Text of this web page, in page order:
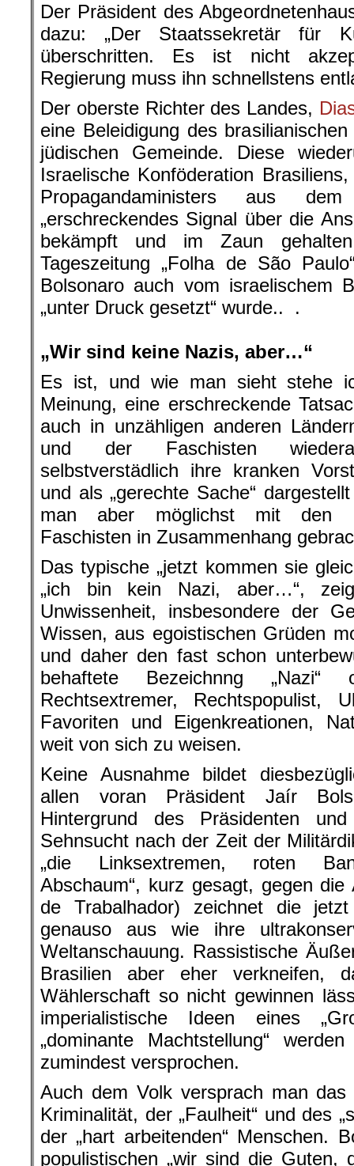
Der Präsident des
dazu: „Der Staatssekretär für
überschritten. Es ist nicht
Regierung muss ihn schnellstens
Der oberste Richter des Landes,
eine Beleidigung des
jüdischen Gemeinde. Diese
Israelische Konföderation
Propagandaministers aus
„erschreckendes Signal über die
bekämpft und im Zaun
Tageszeitung „Folha de São
Bolsonaro auch vom israelischem
„unter Druck gesetzt“ wurde.. .
„Wir sind keine Nazis, aber…“
Es ist, und wie man sieht stehe
Meinung, eine erschreckende
auch in unzähligen anderen
und der Faschisten
selbstverstädlich ihre kranken
und als „gerechte Sache“
man aber möglichst mit den
Faschisten in Zusammenhang
Das typische „jetzt kommen sie
„ich bin kein Nazi, aber…“,
Unwissenheit, insbesondere der
Wissen, aus egoistischen Grüden
und daher den fast schon
behaftete Bezeichnng „Nazi“
Rechtsextremer, Rechtspopulist,
Favoriten und Eigenkreationen,
weit von sich zu weisen.
Keine Ausnahme bildet
allen voran Präsident Jaír
Hintergrund des Präsidenten
Sehnsucht nach der Zeit der
„die Linksextremen, roten
Abschaum“, kurz gesagt, gegen
de Trabalhador) zeichnet die
genauso aus wie ihre
Weltanschauung. Rassistische
Brasilien aber eher verkneifen,
Wählerschaft so nicht gewinnen
imperialistische Ideen eines
„dominante Machtstellung“
zumindest versprochen.
Auch dem Volk versprach man
Kriminalität, der „Faulheit“ und des
der „hart arbeitenden“ Menschen.
populistischen „wir sind die Guten,